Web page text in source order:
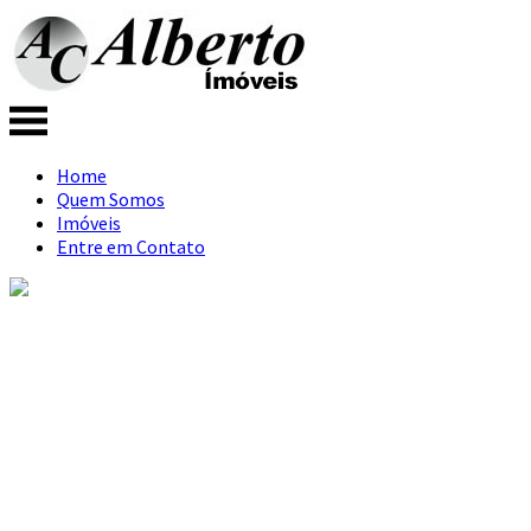
Home
Quem Somos
Imóveis
Entre em Contato